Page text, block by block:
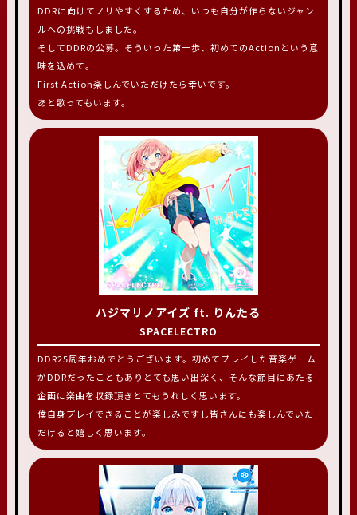
DDRに向けてノリやすくするため、いつも自分が作らないジャン
ルへの挑戦もしました。
そしてDDRの公募。そういった第一歩、初めてのActionという意
味を込めて。
First Action楽しんでいただけたら幸いです。
あと歌ってもいます。
ハジマリノアイズ ft. りんたる
SPACELECTRO
DDR25周年おめでとうございます。初めてプレイした音楽ゲーム
がDDRだったこともありとても思い出深く、そんな節目にあたる
企画に楽曲を収録頂きとてもうれしく思います。
僕自身プレイできることが楽しみですし皆さんにも楽しんでいた
だけると嬉しく思います。